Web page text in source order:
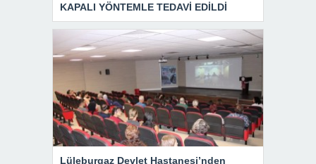
KAPALI YÖNTEMLE TEDAVİ EDİLDİ
Lüleburgaz Devlet Hastanesi’nden